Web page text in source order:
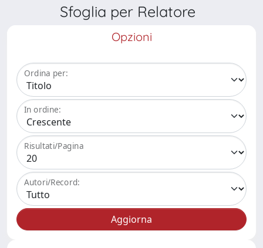
Sfoglia per Relatore
Opzioni
Ordina per:
In ordine:
Risultati/Pagina
Autori/Record: